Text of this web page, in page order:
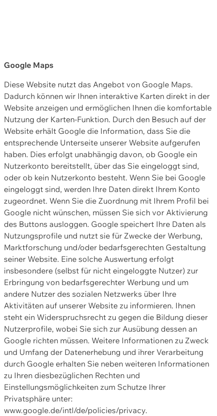
Google Maps
Diese Website nutzt das Angebot von Google Maps.
Dadurch können wir Ihnen interaktive Karten direkt in der
Website anzeigen und ermöglichen Ihnen die komfortable
Nutzung der Karten-Funktion. Durch den Besuch auf der
Website erhält Google die Information, dass Sie die
entsprechende Unterseite unserer Website aufgerufen
haben. Dies erfolgt unabhängig davon, ob Google ein
Nutzerkonto bereitstellt, über das Sie eingeloggt sind,
oder ob kein Nutzerkonto besteht. Wenn Sie bei Google
eingeloggt sind, werden Ihre Daten direkt Ihrem Konto
zugeordnet. Wenn Sie die Zuordnung mit Ihrem Profil bei
Google nicht wünschen, müssen Sie sich vor Aktivierung
des Buttons ausloggen. Google speichert Ihre Daten als
Nutzungsprofile und nutzt sie für Zwecke der Werbung,
Marktforschung und/oder bedarfsgerechten Gestaltung
seiner Website. Eine solche Auswertung erfolgt
insbesondere (selbst für nicht eingeloggte Nutzer) zur
Erbringung von bedarfsgerechter Werbung und um
andere Nutzer des sozialen Netzwerks über Ihre
Aktivitäten auf unserer Website zu informieren. Ihnen
steht ein Widerspruchsrecht zu gegen die Bildung dieser
Nutzerprofile, wobei Sie sich zur Ausübung dessen an
Google richten müssen. Weitere Informationen zu Zweck
und Umfang der Datenerhebung und ihrer Verarbeitung
durch Google erhalten Sie neben weiteren Informationen
zu Ihren diesbezüglichen Rechten und
Einstellungsmöglichkeiten zum Schutze Ihrer
Privatsphäre unter:
www.google.de/intl/de/policies/privacy.